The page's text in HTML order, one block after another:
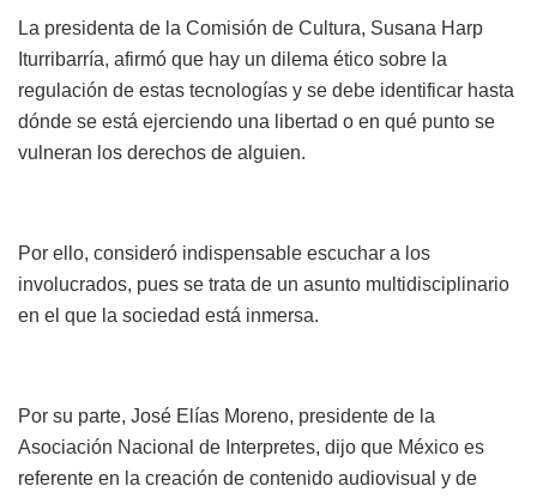
La presidenta de la Comisión de Cultura, Susana Harp
Iturribarría, afirmó que hay un dilema ético sobre la
regulación de estas tecnologías y se debe identificar hasta
dónde se está ejerciendo una libertad o en qué punto se
vulneran los derechos de alguien.
Por ello, consideró indispensable escuchar a los
involucrados, pues se trata de un asunto multidisciplinario
en el que la sociedad está inmersa.
Por su parte, José Elías Moreno, presidente de la
Asociación Nacional de Interpretes, dijo que México es
referente en la creación de contenido audiovisual y de